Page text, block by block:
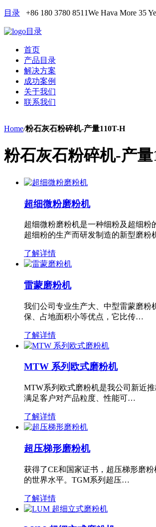
目录 +86 180 3780 8511We Hava More 35
目录
首页
产品目录
解决方案
成功案例
关于我们
联系我们
Home/粉石灰石粉碎机-产量110T-H
粉石灰石粉碎机-产量
超细微粉磨粉机
超细微粉磨粉机是一种细粉及超细粉
超细粉的生产而研发制造的新型磨粉
了解详情
雷蒙磨粉机
我们公司专业生产大、中型雷蒙磨粉
保、占地面积小等优点，它比传…
了解详情
MTW 系列欧式磨粉机
MTW系列欧式磨粉机是我公司新近
满足客户对产品粒度、性能可…
了解详情
超压梯形磨粉机
获得了CE和国家证书，超压梯形磨
的世界水平。TGM系列超压…
了解详情